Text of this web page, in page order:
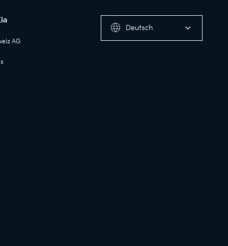
AG
Deutsch